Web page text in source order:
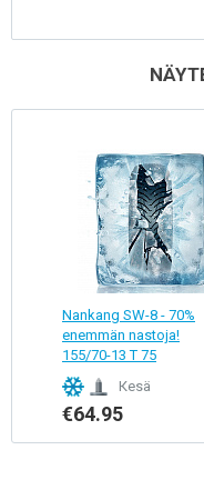
Nankang SW-8 - 70%
enemmän nastoja!
155/70-13 T 75
Кesä
€64.95